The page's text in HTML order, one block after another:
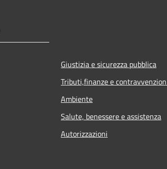
Giustizia e sicurezza pubblica
Tributi,finanze e
Ambiente
Salute, benessere e assistenza
Autorizzazioni